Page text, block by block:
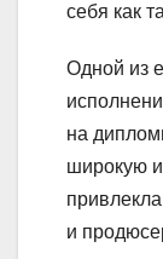
себя как
Одной из
на
широкую
и